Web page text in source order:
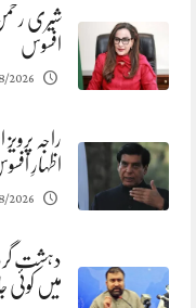
شیری رحمن
افسوس
2026
راجہ
اظہارِ
2026
دہشت
میں کوئی